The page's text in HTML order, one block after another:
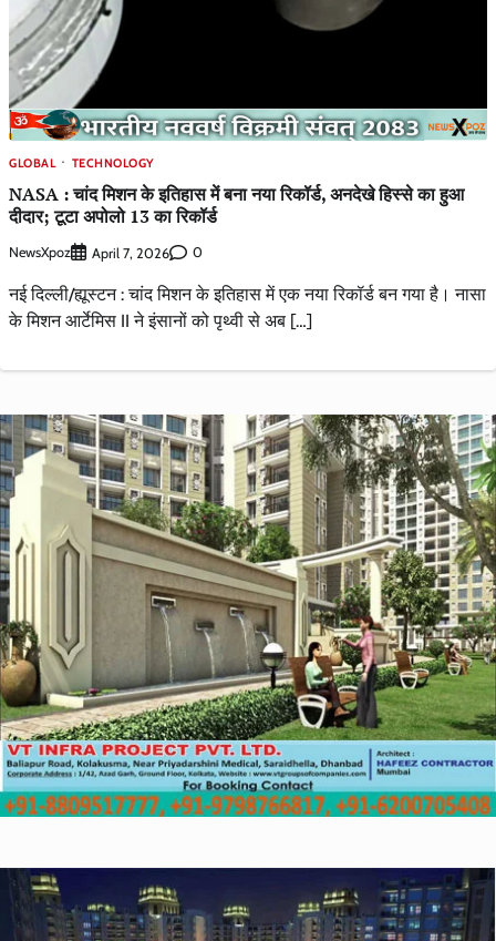
GLOBAL TECHNOLOGY
NASA : चांद मिशन के इतिहास में बना नया रिकॉर्ड, अनदेखे हिस्से का हुआ
दीदार; टूटा अपोलो 13 का रिकॉर्ड
NewsXpoz April 7, 2026 0
नई दिल्ली/ह्यूस्टन : चांद मिशन के इतिहास में एक नया रिकॉर्ड बन गया है। नासा
के मिशन आर्टेमिस II ने इंसानों को पृथ्वी से अब […]